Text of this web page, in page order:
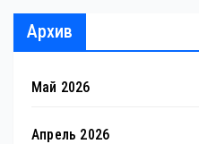
Архив
Май 2026
Апрель 2026